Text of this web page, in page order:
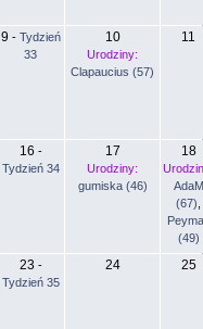
9 - Tydzień
33
10
Urodziny:
Clapaucius (57)
11
16 -
Tydzień 34
17
Urodziny:
gumiska (46)
18
AdaM
(67)
(49)
23 -
Tydzień 35
24 25